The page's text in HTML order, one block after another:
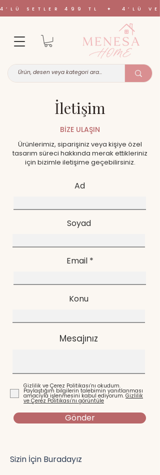
4’LÜ SETLER 499 TL ✦ 4’LÜ
İletişim
BİZE ULAŞIN
Ürünlerimiz, siparişiniz veya kişiye özel
tasarım süreci hakkında merak ettikleriniz
için bizimle iletişime geçebilirsiniz.
Ad
Soyad
Email
Konu
Mesajınız
Gizlilik ve Çerez Politikası’nı okudum.
Paylaştığım bilgilerin talebimin yanıtlanması
amacıyla işlenmesini kabul ediyorum. Gizlilik
ve Çerez Politikası’nı görüntüle
Gönder
Sizin İçin Buradayız